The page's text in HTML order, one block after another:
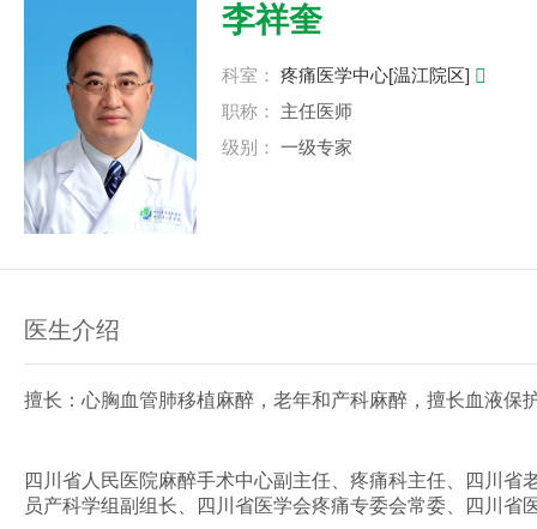
李祥奎
科室： 疼痛医学中心[温江院区] 
职称：
主任医师
级别： 一级专家
医生介绍
擅长：心胸血管肺移植麻醉，老年和产科麻醉，擅长血液
四川省人民医院麻醉手术中心副主任、疼痛科主任、四川
员产科学组副组长、四川省医学会疼痛专委会常委、四川